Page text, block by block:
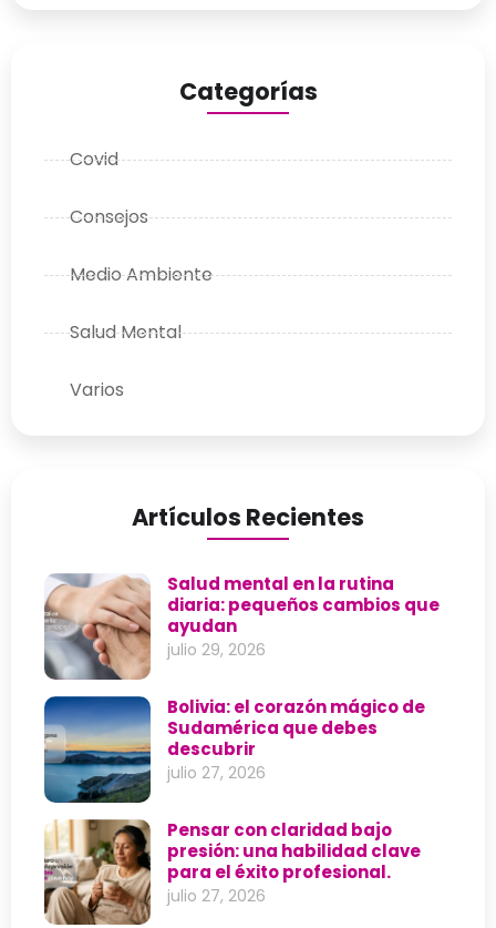
Categorías
Covid
Consejos
Medio Ambiente
Salud Mental
Varios
Artículos Recientes
Salud mental en la rutina
diaria: pequeños cambios que
ayudan
julio 29, 2026
Bolivia: el corazón mágico de
Sudamérica que debes
descubrir
julio 27, 2026
Pensar con claridad bajo
presión: una habilidad clave
para el éxito profesional.
julio 27, 2026